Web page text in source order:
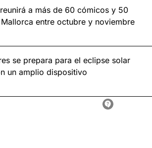
a más de 60 cómicos y 50
entre octubre y noviembre
se prepara para el eclipse solar
un amplio dispositivo